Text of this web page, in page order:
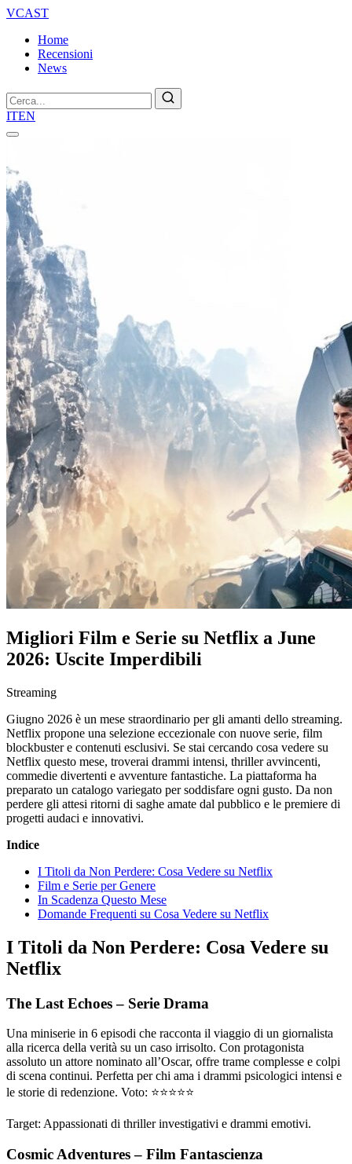
VCAST
Home
Recensioni
News
Cerca
ITEN
Migliori Film e Serie su Netflix a June
2026: Uscite Imperdibili
Streaming
Giugno 2026 è un mese straordinario per gli amanti dello streaming.
Netflix propone una selezione eccezionale con nuove serie, film
blockbuster e contenuti esclusivi. Se stai cercando cosa vedere su
Netflix questo mese, troverai drammi intensi, thriller avvincenti,
commedie divertenti e avventure fantastiche. La piattaforma ha
preparato un catalogo variegato per soddisfare ogni gusto. Da non
perdere gli attesi ritorni di saghe amate dal pubblico e le premiere di
progetti audaci e innovativi.
Indice
I Titoli da Non Perdere: Cosa Vedere su Netflix
Film e Serie per Genere
In Scadenza Questo Mese
Domande Frequenti su Cosa Vedere su Netflix
I Titoli da Non Perdere: Cosa Vedere su
Netflix
The Last Echoes – Serie Drama
Una miniserie in 6 episodi che racconta il viaggio di un giornalista
alla ricerca della verità su un caso irrisolto. Con protagonista
assoluto un attore nominato all’Oscar, offre trame complesse e colpi
di scena continui. Perfetta per chi ama i drammi psicologici intensi e
le storie di redenzione. Voto: ⭐⭐⭐⭐⭐
Target: Appassionati di thriller investigativi e drammi emotivi.
Cosmic Adventures – Film Fantascienza